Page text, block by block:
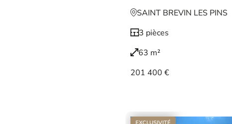
SAINT BREVIN LES PINS
3 pièces
63 m²
201 400 €